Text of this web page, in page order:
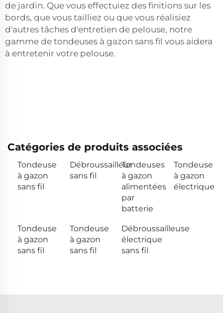
de jardin. Que vous effectuiez des finitions sur les
bords, que vous tailliez ou que vous réalisiez
d'autres tâches d'entretien de pelouse, notre
gamme de tondeuses à gazon sans fil vous aidera
à entretenir votre pelouse.
Catégories de produits associées
Tondeuse
à gazon
sans fil
Débroussailleur
sans fil
Tondeuses
à gazon
alimentées
par
batterie
Tondeuse
à gazon
électrique
Tondeuse
à gazon
sans fil
Tondeuse
à gazon
sans fil
Débroussailleuse
électrique
sans fil